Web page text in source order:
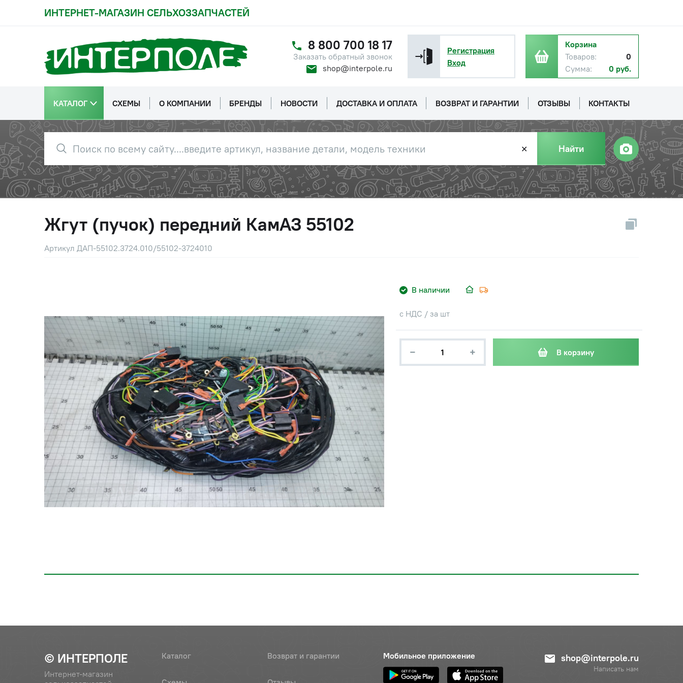
ИНТЕРНЕТ-МАГАЗИН СЕЛЬХОЗЗАПЧАСТЕЙ
8 800 700 18 17
Заказать обратный звонок
shop@interpole.ru
Регистрация
Вход
Корзина
Товаров:
0
Сумма:
0 руб.
КАТАЛОГ СХЕМЫ О КОМПАНИИ БРЕНДЫ НОВОСТИ ДОСТАВКА И ОПЛАТА ВОЗВРАТ И ГАРАНТИИ ОТЗЫВЫ КОНТАКТЫ
✕ Найти
Жгут (пучок) передний КамАЗ 55102
Артикул ДАП-55102.3724.010/55102-3724010
В наличии
с НДС / за шт
− + В корзину
© ИНТЕРПОЛЕ
Интернет-магазин
Каталог Возврат и гарантии Мобильное приложение shop@interpole.ru
Написать нам